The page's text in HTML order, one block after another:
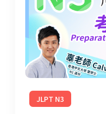
JLPT N3